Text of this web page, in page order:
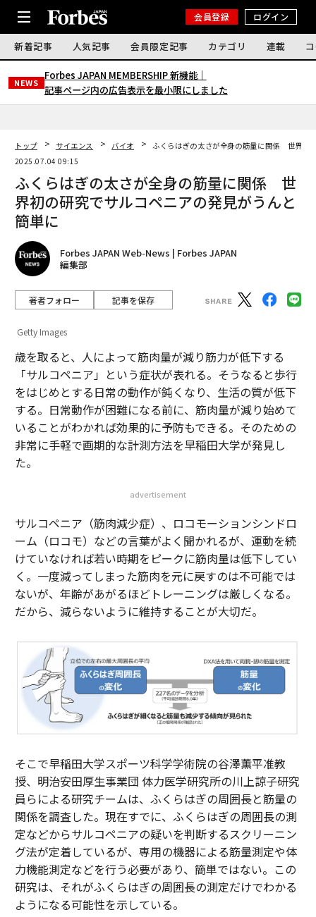
会員登録 ログイン
新着記事 人気記事 会員限定記事 カテゴリ 連載
NEWS
Forbes JAPAN MEMBERSHIP 新機能｜
記事ページ内の広告表示を最小限にしました
トップ サイエンス バイオ
ふくらはぎの太さが全身の筋量に関係 世界初
2025.07.04 09:15
ふくらはぎの太さが全身の筋量に関係 世
界初の研究でサルコペニアの発見がうんと
簡単に
Forbes JAPAN Web-News | Forbes JAPAN
編集部
著者フォロー 記事を保存
Getty Images
歳を取ると、人によって筋肉量が減り筋力が低下する
「サルコペニア」という症状が表れる。そうなると歩行
をはじめとする日常の動作が鈍くなり、生活の質が低下
する。日常動作が困難になる前に、筋肉量が減り始めて
いることがわかれば効果的に予防もできる。そのための
非常に手軽で画期的な計測方法を早稲田大学が発見し
た。
advertisement
サルコペニア（筋肉減少症）、ロコモーションシンドロ
ーム（ロコモ）などの言葉がよく聞かれるが、運動を続
けていなければ若い時期をピークに筋肉量は低下してい
く。一度減ってしまった筋肉を元に戻すのは不可能では
ないが、年齢があがるほどトレーニングは厳しくなる。
だから、減らないように維持することが大切だ。
そこで早稲田大学スポーツ科学学術院の谷澤薫平准教
授、明治安田厚生事業団 体力医学研究所の川上諒子研究
員らによる研究チームは、ふくらはぎの周囲長と筋量の
関係を調査した。現在すでに、ふくらはぎの周囲長の測
定などからサルコペニアの疑いを判断するスクリーニン
グ法が定着しているが、専用の機器による筋量測定や体
力機能測定などを行う必要があり、簡単ではない。この
研究は、それがふくらはぎの周囲長の測定だけでわかる
ようになる可能性を示している。